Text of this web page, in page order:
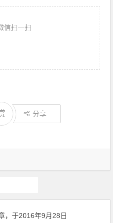
信扫一扫
分享
，于2016年9月28日